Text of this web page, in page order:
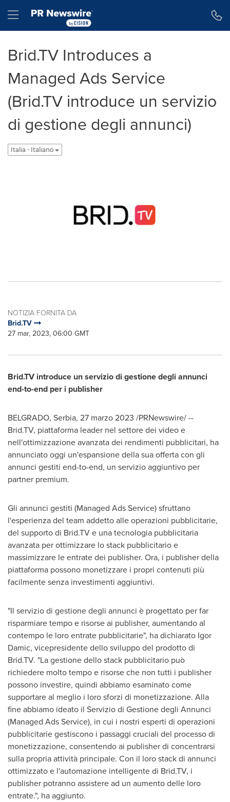
Hamburger menu
Brid.TV Introduces a
Managed Ads Service
(Brid.TV introduce un servizio
di gestione degli annunci)
Italia - Italiano
NOTIZIA FORNITA DA
Brid.TV
27 mar, 2023, 06:00 GMT
Brid.TV introduce un servizio di gestione degli annunci
end-to-end per i publisher
BELGRADO, Serbia, 27 marzo 2023 /PRNewswire/ --
Brid.TV, piattaforma leader nel settore dei video e
nell'ottimizzazione avanzata dei rendimenti pubblicitari, ha
annunciato oggi un'espansione della sua offerta con gli
annunci gestiti end-to-end, un servizio aggiuntivo per
partner premium.
Gli annunci gestiti (Managed Ads Service) sfruttano
l'esperienza del team addetto alle operazioni pubblicitarie,
del supporto di Brid.TV e una tecnologia pubblicitaria
avanzata per ottimizzare lo stack pubblicitario e
massimizzare le entrate dei publisher. Ora, i publisher della
piattaforma possono monetizzare i propri contenuti più
facilmente senza investimenti aggiuntivi.
"Il servizio di gestione degli annunci è progettato per far
risparmiare tempo e risorse ai publisher, aumentando al
contempo le loro entrate pubblicitarie", ha dichiarato Igor
Damic, vicepresidente dello sviluppo del prodotto di
Brid.TV. "La gestione dello stack pubblicitario può
richiedere molto tempo e risorse che non tutti i publisher
possono investire, quindi abbiamo esaminato come
supportare al meglio i loro sforzi di monetizzazione. Alla
fine abbiamo ideato il Servizio di Gestione degli Annunci
(Managed Ads Service), in cui i nostri esperti di operazioni
pubblicitarie gestiscono i passaggi cruciali del processo di
monetizzazione, consentendo ai publisher di concentrarsi
sulla propria attività principale. Con il loro stack di annunci
ottimizzato e l'automazione intelligente di Brid.TV, i
publisher potranno assistere ad un aumento delle loro
entrate.", ha aggiunto.